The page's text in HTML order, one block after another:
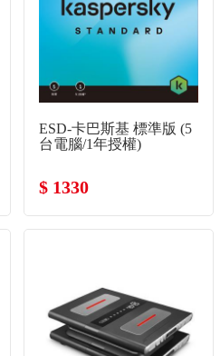
ESD-卡巴斯基 標準版 (5
台電腦/1年授權)
$ 1330